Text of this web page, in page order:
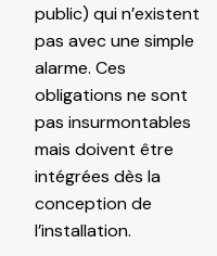
public) qui n’existent
pas avec une simple
alarme. Ces
obligations ne sont
pas insurmontables
mais doivent être
intégrées dès la
conception de
l’installation.